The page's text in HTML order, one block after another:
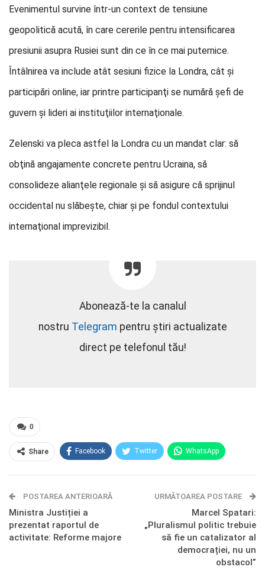
Evenimentul survine într-un context de tensiune
geopolitică acută, în care cererile pentru intensificarea
presiunii asupra Rusiei sunt din ce în ce mai puternice.
Întâlnirea va include atât sesiuni fizice la Londra, cât şi
participări online, iar printre participanţi se numără şefi de
guvern şi lideri ai instituţiilor internaţionale.
Zelenski va pleca astfel la Londra cu un mandat clar: să
obţină angajamente concrete pentru Ucraina, să
consolideze alianţele regionale şi să asigure că sprijinul
occidental nu slăbeşte, chiar şi pe fondul contextului
internaţional imprevizibil.
Abonează-te la canalul
nostru Telegram pentru știri actualizate
direct pe telefonul tău!
0
Share Facebook Twitter WhatsApp
Telegram OK.ru
POSTAREA ANTERIOARĂ
Ministra Justiției a
prezentat raportul de
activitate: Reforme majore
URMĂTOAREA POSTARE
Marcel Spatari:
„Pluralismul politic trebuie
să fie un catalizator al
democrației, nu un
obstacol”